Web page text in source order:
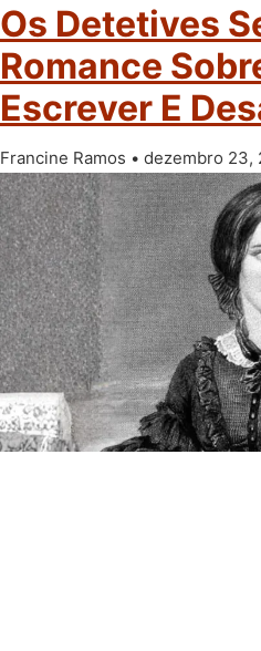
Os Detetives
Romance
Escrever E
Francine Ramos dezembro 23,